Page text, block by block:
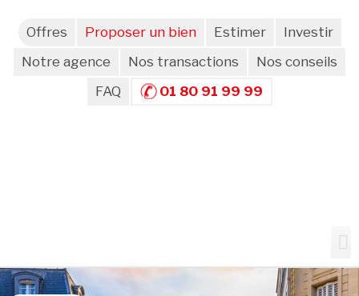
Offres Proposer un bien Estimer
Investir
Notre agence
Nos transactions
Nos conseils
FAQ
01 80 91 99 99